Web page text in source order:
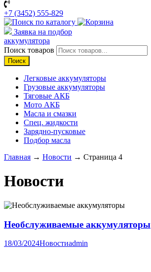
+7 (3452) 555-829
Заявка на подбор
аккумулятора
Поиск товаров
Поиск
Легковые аккумуляторы
Грузовые аккумуляторы
Тяговые АКБ
Мото АКБ
Масла и смазки
Спец. жидкости
Зарядно-пусковые
Подбор масла
Главная → Новости → Страница 4
Новости
Необслуживаемые аккумуляторы
18/03/2024Новостиadmin